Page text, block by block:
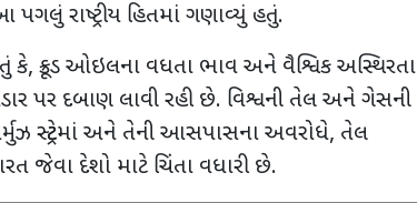
રાષ્ટ્રીય હિતમાં ગણાવ્યું હતું.
કે, ક્રૂડ ઓઇલના વધતા ભાવ અને વૈશ્વિક અસ્થિરતા
પર દબાણ લાવી રહી છે. વિશ્વની તેલ અને ગેસની
સ્ટ્રેટમાં અને તેની આસપાસના અવરોધે, તેલ
જેવા દેશો માટે ચિંતા વધારી છે.